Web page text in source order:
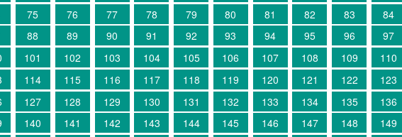
75 76 77 78 79 80 81 82 83 84
88 89 90 91 92 93 94 95 96 97
101 102 103 104 105 106 107 108 109 110
114 115 116 117 118 119 120 121 122 123
127 128 129 130 131 132 133 134 135 136
140 141 142 143 144 145 146 147 148 149